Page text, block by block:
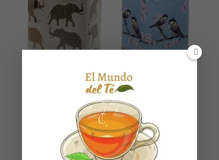
Ajok 100 g:
hermético
Necesitas estar registrado
para ver los precios
Oriental
Garden 25 G:
Tapa
cuadrada
Necesitas estar registrado
para ver los precios